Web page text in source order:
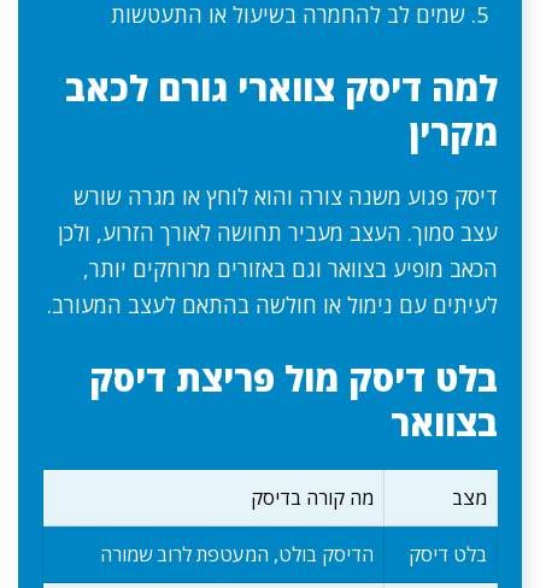
שמים לב להחמרה בשיעול או התעטשות
למה דיסק צווארי גורם לכאב
מקרין
דיסק פגוע משנה צורה והוא לוחץ או מגרה שורש
עצב סמוך. העצב מעביר תחושה לאורך הזרוע, ולכן
הכאב מופיע בצוואר וגם באזורים מרוחקים יותר,
לעיתים עם נימול או חולשה בהתאם לעצב המעורב.
בלט דיסק מול פריצת דיסק
בצוואר
מצב מה קורה בדיסק
בלט דיסק הדיסק בולט, המעטפת לרוב שמורה